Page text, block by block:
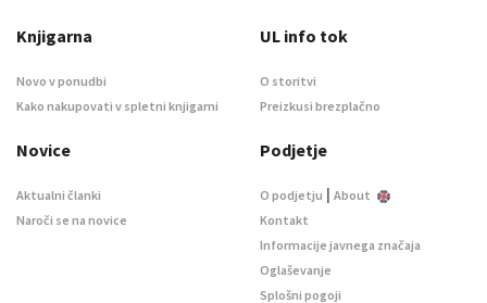
Knjigarna
Novo v ponudbi
Kako nakupovati v spletni knjigarni
UL info tok
O storitvi
Preizkusi brezplačno
Novice
Aktualni članki
Naroči se na novice
Podjetje
O podjetju | About
Kontakt
Informacije javnega značaja
Oglaševanje
Splošni pogoji